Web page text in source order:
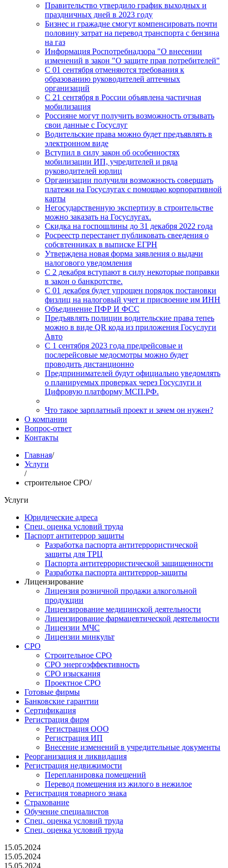
Правительство утвердило график выходных и
праздничных дней в 2023 году
Бизнес и гражадне смогут компенсировать почти
половину затрат на перевод транспорта с бензина
на газ
Информация Роспотребнадзора "О внесении
изменений в закон "О защите прав потребителей"
С 01 сентября отменяются требования к
образованию руководителей аптечных
организаций
С 21 сентября в России объявлена частичная
мобилизация
Россияне могут получить возможность отзывать
свои данные с Госуслуг
Водительские права можно будет предъявлять в
электронном виде
Вступил в силу закон об особенностях
мобилизации ИП, учредителей и ряда
руководителей юрлиц
Организации получили возможность совершать
платежи на Госуслугах с помощью корпоративной
карты
Негосударственную экспертизу в строительстве
можно заказать на Госуслугах.
Скидка на госпошлины до 31 декабря 2022 года
Росреестр перестанет публиковать свеедения о
собсвтенниках в выписке ЕГРН
Утверждена новая форма заявления о выдачи
налогового уведомления
С 2 декабря вступают в силу некоторые поправки
в закон о банкротстве.
C 01 декабря будет упрощен порядок постановки
физлиц на налоговый учет и присвоение им ИНН
Объединение ПФР И ФСС
Предъявлять полиции водительские права тепеь
можно в виде QR кода из приложения Госуслуги
Авто
С 1 сентября 2023 года предрейсовые и
послерейсовые медосмотры можно будет
проводить дистанционно
Предпринимателей будут официально уведомлять
о планируемых проверках через Госуслуги и
Цифровую платформу МСП.РФ.
Что такое зарплатный проект и зачем он нужен?
О компании
Вопрос-ответ
Контакты
Главная/
Услуги
/
строительное СРО/
Услуги
Юридические адреса
Спец. оценка условий труда
Паспорт антитеррор защиты
Разработка паспорта антитеррористической
защиты для ТРЦ
Паспорта антитеррористической защищенности
Разработка паспорта антитеррор-защиты
Лицензирование
Лицензия розничной продажи алкогольной
продукции
Лицензирование медицинской деятельности
Лицензирование фармацевтической деятельности
Лицензии МЧС
Лицензии минкульт
СРО
Строительное СРО
СРО энергоэффективность
СРО изыскания
Проектное СРО
Готовые фирмы
Банковские гарантии
Сертификация
Регистрация фирм
Регистрация ООО
Регистрация ИП
Внесение изменений в учредительные документы
Реорганизация и ликвидация
Регистрация недвижимости
Перепланировка помещений
Перевод помещения из жилого в нежилое
Регистрация товарного знака
Страхование
Обучение специалистов
Спец. оценка условий труда
Спец. оценка условий труда
15.05.2024
15.05.2024
15.05.2024